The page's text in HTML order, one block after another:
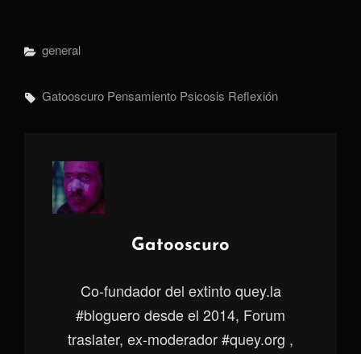
Categorías
General
Etiquetas,
Gatooscuro Pensamiento Psicosis Reflexión
Autor:
Gatooscuro
Co-fundador del extinto quey.la
#bloguero desde el 2014, Forum
traslater, ex-moderador #quey.org ,